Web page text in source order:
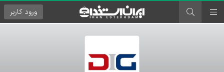
ورود کاربر